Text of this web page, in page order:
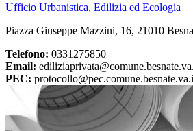
Ufficio Urbanistica, Edilizia ed Ecologia
Piazza Giuseppe Mazzini, 16, 21010
Telefono: 0331275850
Email:
PEC: